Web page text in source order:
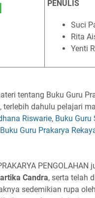
PENULIS
Suci
Rita
Yenti
tentang Buku Guru
terlebih dahulu pelajari
Riswarie, Buku Guru
Buku Guru Prakarya
Candra, serta telah
sedemikian rupa